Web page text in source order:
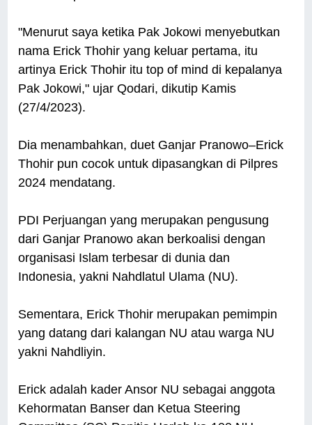
"Menurut saya ketika Pak Jokowi menyebutkan
nama Erick Thohir yang keluar pertama, itu
artinya Erick Thohir itu top of mind di kepalanya
Pak Jokowi," ujar Qodari, dikutip Kamis
(27/4/2023).
Dia menambahkan, duet Ganjar Pranowo–Erick
Thohir pun cocok untuk dipasangkan di Pilpres
2024 mendatang.
PDI Perjuangan yang merupakan pengusung
dari Ganjar Pranowo akan berkoalisi dengan
organisasi Islam terbesar di dunia dan
Indonesia, yakni Nahdlatul Ulama (NU).
Sementara, Erick Thohir merupakan pemimpin
yang datang dari kalangan NU atau warga NU
yakni Nahdliyin.
Erick adalah kader Ansor NU sebagai anggota
Kehormatan Banser dan Ketua Steering